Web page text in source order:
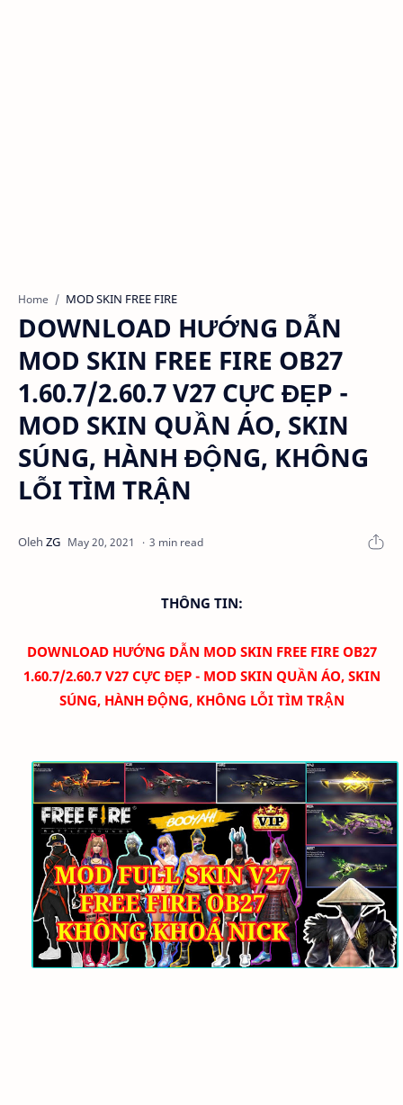
Home MOD SKIN FREE FIRE
DOWNLOAD HƯỚNG DẪN
MOD SKIN FREE FIRE OB27
1.60.7/2.60.7 V27 CỰC ĐẸP -
MOD SKIN QUẦN ÁO, SKIN
SÚNG, HÀNH ĐỘNG, KHÔNG
LỖI TÌM TRẬN
3 min read
THÔNG TIN:
DOWNLOAD HƯỚNG DẪN MOD SKIN FREE FIRE OB27
1.60.7/2.60.7 V27 CỰC ĐẸP - MOD SKIN QUẦN ÁO, SKIN
SÚNG, HÀNH ĐỘNG, KHÔNG LỖI TÌM TRẬN